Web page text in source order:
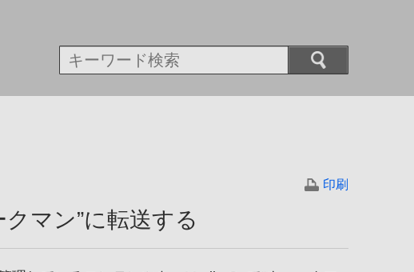
印刷
マン”に転送する